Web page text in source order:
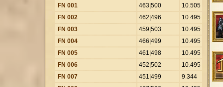
FN 001
463|500 10.505
FN 002
462|496 10.495
FN 003
459|503 10.495
FN 004
466|499 10.495
FN 005
461|498 10.495
FN 006
452|502 10.495
FN 007
451|499 9.344